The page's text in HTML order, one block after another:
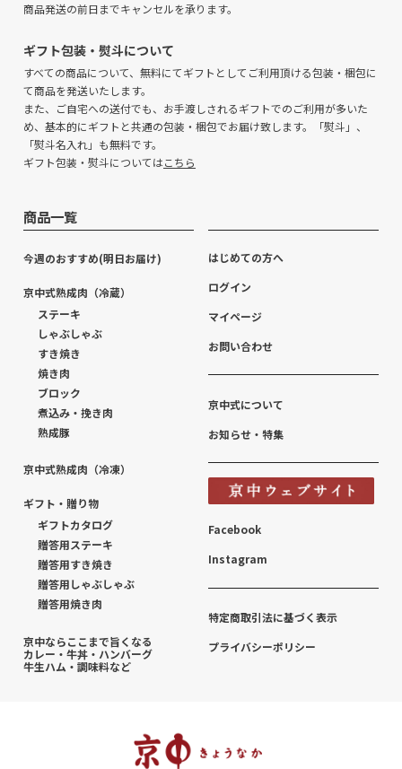
商品発送の前日までキャンセルを承ります。
ギフト包装・熨斗について
すべての商品について、無料にてギフトとしてご利用頂ける包装・梱包に
て商品を発送いたします。
また、ご自宅への送付でも、お手渡しされるギフトでのご利用が多いた
め、基本的にギフトと共通の包装・梱包でお届け致します。「熨斗」、
「熨斗名入れ」も無料です。
ギフト包装・熨斗についてはこちら
商品一覧
今週のおすすめ(明日お届け)
京中式熟成肉（冷蔵）
ステーキ
しゃぶしゃぶ
すき焼き
焼き肉
ブロック
煮込み・挽き肉
熟成豚
京中式熟成肉（冷凍）
ギフト・贈り物
ギフトカタログ
贈答用ステーキ
贈答用すき焼き
贈答用しゃぶしゃぶ
贈答用焼き肉
京中ならここまで旨くなる
カレー・牛丼・ハンバーグ
牛生ハム・調味料など
はじめての方へ
ログイン
マイページ
お問い合わせ
京中式について
お知らせ・特集
Facebook
Instagram
特定商取引法に基づく表示
プライバシーポリシー